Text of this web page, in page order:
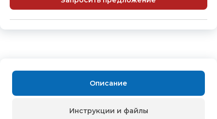
Описание
Инструкции и файлы